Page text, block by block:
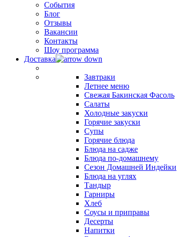
События
Блог
Отзывы
Вакансии
Контакты
Шоу программа
Доставка
Завтраки
Летнее меню
Свежая Бакинская Фасоль
Салаты
Холодные закуски
Горячие закуски
Супы
Горячие блюда
Блюда на садже
Блюда по-домашнему
Сезон Домашней Индейки
Блюда на углях
Тандыр
Гарниры
Хлеб
Соусы и приправы
Десерты
Напитки